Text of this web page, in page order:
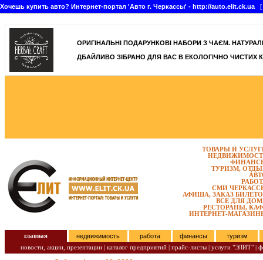
Хочешь купить авто? Интернет-портал 'Авто г. Черкассы' - http://auto.elit.ck.ua [
]
ОРИГІНАЛЬНІ ПОДАРУНКОВІ НАБОРИ З ЧАЄМ.
ДБАЙЛИВО ЗІБРАНО ДЛЯ ВАС В ЕКОЛОГІЧНО ЧИСТИХ
ТОВАРЫ И
ТУРИЗМ,
СМИ
АФИША, ЗАКАЗ
ВСЕ ДЛЯ
РЕСТОРАНЫ,
ИНТЕРНЕТ-
главная недвижимость работа финансы
туризм
новости, акции, презентации | каталог предприятий | прайс-листы | услуги "ЭЛИТ" |